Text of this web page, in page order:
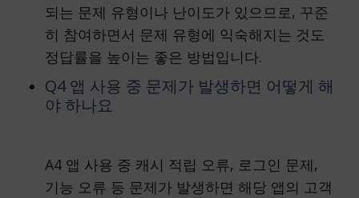
되는 문제 유형이나 난이도가 있으므로, 꾸준
히 참여하면서 문제 유형에 익숙해지는 것도
정답률을 높이는 좋은 방법입니다.
Q4 앱 사용 중 문제가 발생하면 어떻게 해
야 하나요
A4 앱 사용 중 캐시 적립 오류, 로그인 문제,
기능 오류 등 문제가 발생하면 해당 앱의 고객